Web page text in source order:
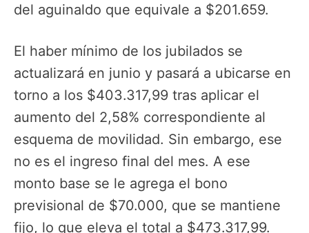
del aguinaldo que equivale a $201.659.
El haber mínimo de los jubilados se
actualizará en junio y pasará a ubicarse en
torno a los $403.317,99 tras aplicar el
aumento del 2,58% correspondiente al
esquema de movilidad. Sin embargo, ese
no es el ingreso final del mes. A ese
monto base se le agrega el bono
previsional de $70.000, que se mantiene
fijo, lo que eleva el total a $473.317,99.